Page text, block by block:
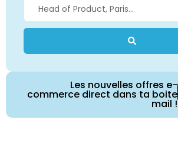
Les nouvelles offres e-
commerce direct dans ta boite
mail !